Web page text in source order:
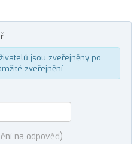
jsou zveřejněny po
zveřejnění.
na odpověď)